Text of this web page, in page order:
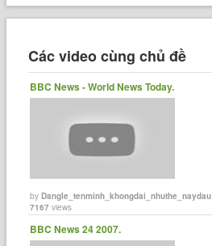
Các video cùng chủ đề
BBC News - World News Today.
byDangle_tenminh_khongdai_nhuthe_naydau
7167 views
BBC News 24 2007.